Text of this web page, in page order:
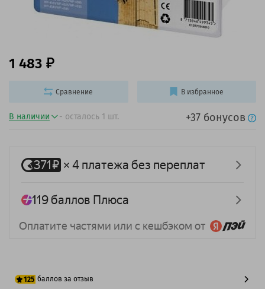
В наличии - осталось 1 шт. +37 бонусов
1 483
125 баллов за отзыв
Сравнение В избранное